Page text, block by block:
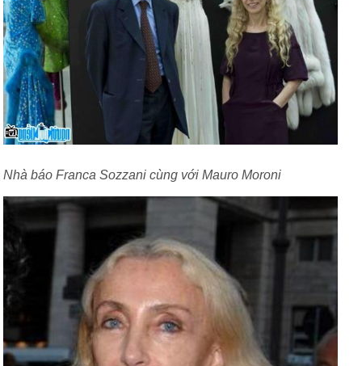
Nhà báo Franca Sozzani cùng với Mauro Moroni